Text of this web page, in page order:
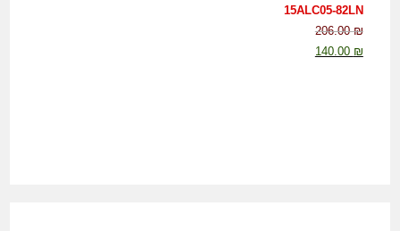
15ALC05-82LN
206.00₪
140.00 ₪